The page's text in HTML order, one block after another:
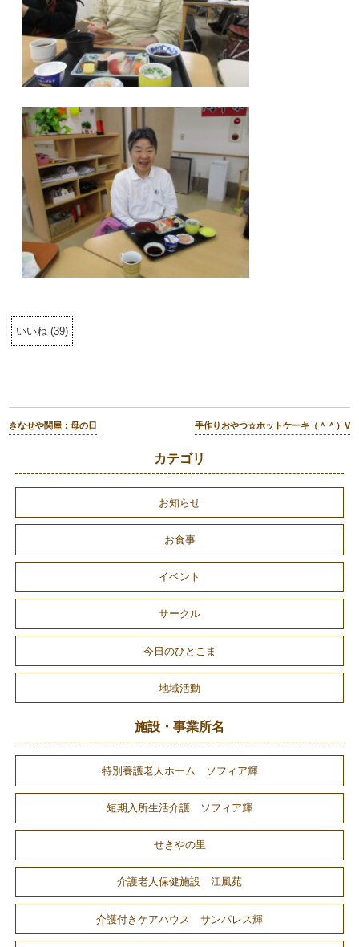
いいね (39)
きなせや関屋：母の日 手作りおやつ☆ホットケーキ（＾＾）V
カテゴリ
お知らせ
お食事
イベント
サークル
今日のひとこま
地域活動
施設・事業所名
特別養護老人ホーム ソフィア輝
短期入所生活介護 ソフィア輝
せきやの里
介護老人保健施設 江風苑
介護付きケアハウス サンパレス輝